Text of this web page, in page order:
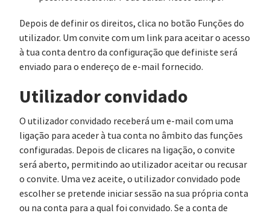
Depois de definir os direitos, clica no botão Funções do
utilizador. Um convite com um link para aceitar o acesso
à tua conta dentro da configuração que definiste será
enviado para o endereço de e-mail fornecido.
Utilizador convidado
O utilizador convidado receberá um e-mail com uma
ligação para aceder à tua conta no âmbito das funções
configuradas. Depois de clicares na ligação, o convite
será aberto, permitindo ao utilizador aceitar ou recusar
o convite. Uma vez aceite, o utilizador convidado pode
escolher se pretende iniciar sessão na sua própria conta
ou na conta para a qual foi convidado. Se a conta de